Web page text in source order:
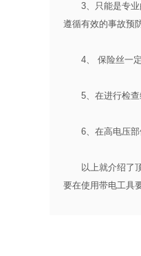
3、只能是专业的
遵循有效的事故预
4、 保险丝一定
5、在进行检查维
6、在高电压部件
以上就介绍了顶
要在使用带电工具